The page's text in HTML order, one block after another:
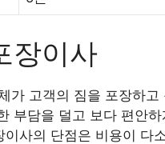
장이사
가 고객의 짐을 포장하
부담을 덜고 보다 편안
사의 단점은 비용이 다